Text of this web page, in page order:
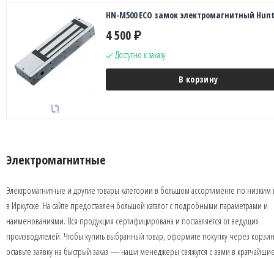
HN-M500 ECO замок электромагнитный
4 500 ₽
Доступно к заказу
В корзину
Электромагнитные
Электромагнитные и другие товары категории в большом ассортименте по
в Иркутске. На сайте предоставлен большой каталог с подробными параметрами и
наименованиями. Вся продукция сертифицирована и поставляется от ведущих
производителей. Чтобы купить выбранный товар, оформите покупку через
оставьте заявку на быстрый заказ — наши менеджеры свяжутся с вами в